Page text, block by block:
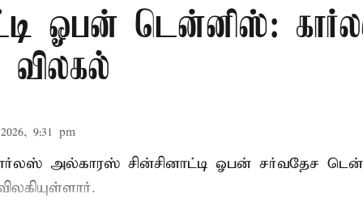
ஓபன் டென்னிஸ்:
9:31 pm
அல்காரஸ் சின்சினாட்டி ஓபன் சர்வதேச